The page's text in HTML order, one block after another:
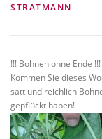
STRATMANN
!!! Bohnen ohne Ende !!!
Kommen Sie dieses
satt und reichlich
gepflückt haben!